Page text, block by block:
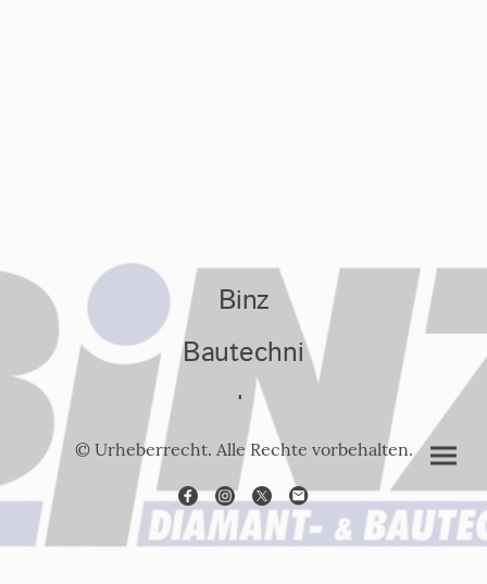
Binz
Bautechni
k
© Urheberrecht. Alle Rechte vorbehalten.